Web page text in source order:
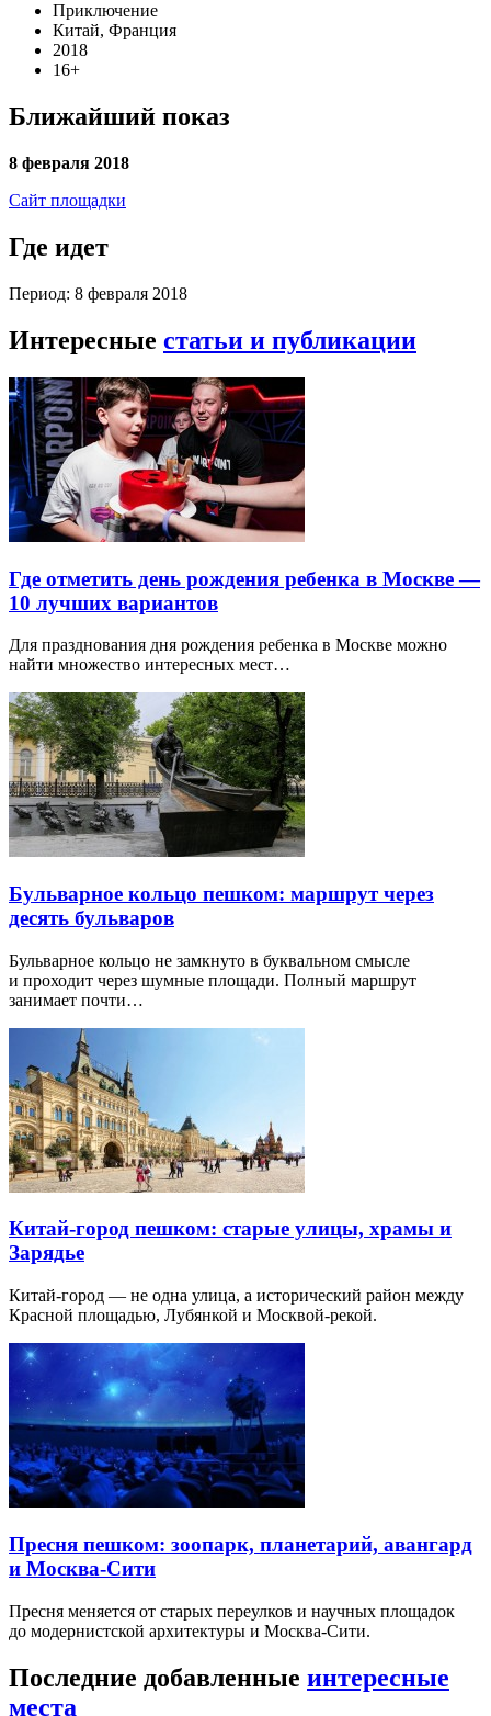
Приключение
Китай, Франция
2018
16+
Ближайший показ
8 февраля 2018
Сайт площадки
Где идет
Период: 8 февраля 2018
Интересные статьи и публикации
Где отметить день рождения ребенка в Москве —
10 лучших вариантов
Для празднования дня рождения ребенка в Москве можно
найти множество интересных мест…
Бульварное кольцо пешком: маршрут через
десять бульваров
Бульварное кольцо не замкнуто в буквальном смысле
и проходит через шумные площади. Полный маршрут
занимает почти…
Китай-город пешком: старые улицы, храмы и
Зарядье
Китай-город — не одна улица, а исторический район между
Красной площадью, Лубянкой и Москвой-рекой.
Пресня пешком: зоопарк, планетарий, авангард
и Москва-Сити
Пресня меняется от старых переулков и научных площадок
до модернистской архитектуры и Москва-Сити.
Последние добавленные интересные
места